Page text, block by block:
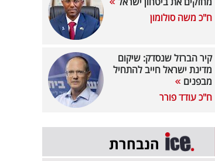
ח"כ משה סולומון
קיר הברזל שנסדק: שיקום
מדינת ישראל חייב להתחיל
מבפנים
ח"כ עודד פורר
הנבחרת